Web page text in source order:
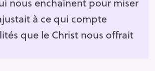
à ce qui compte
que le Christ nous offrait